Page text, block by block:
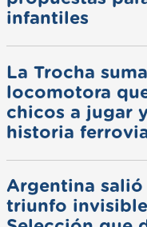
infantiles
La Trocha
locomotora
chicos a jugar
historia
Argentina salió
triunfo